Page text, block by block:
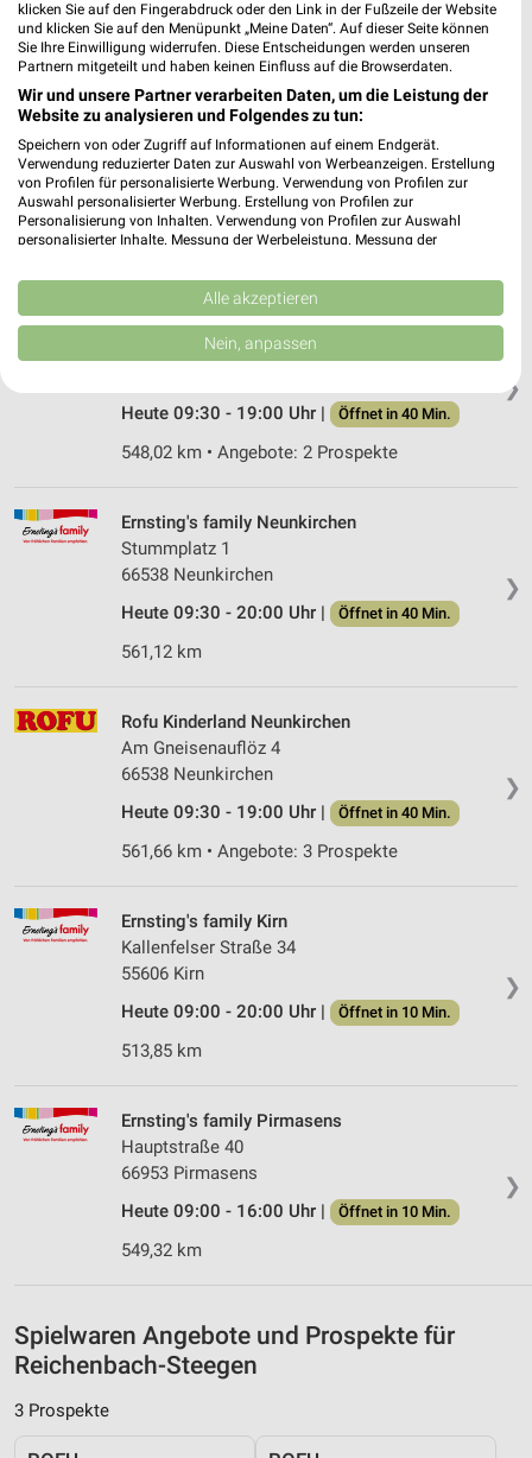
Heute 09:30 - 19:00 Uhr | Öffnet in 40 Min.
558,57 km • Angebote: 2 Prospekte
Ernsting's family Zweibrücken
Hauptstraße 25-27
66482 Zweibrücken
Heute 09:00 - 16:00 Uhr | Öffnet in 10 Min.
❯
Rofu Kinderland Pirmasens
Zweibrücker Straße 227
Heute 09:30 - 19:00 Uhr |
Öffnet in 40 Min.
548,02 km • Angebote: 2 Prospekte
❯
Ernsting's family Neunkirchen
Stummplatz 1
66538 Neunkirchen
Heute 09:30 - 20:00 Uhr |
Öffnet in 40 Min.
561,12 km
❯
Rofu Kinderland Neunkirchen
Am Gneisenauflöz 4
66538 Neunkirchen
Heute 09:30 - 19:00 Uhr |
Öffnet in 40 Min.
561,66 km • Angebote: 3 Prospekte
❯
Ernsting's family Kirn
Kallenfelser Straße 34
55606 Kirn
Heute 09:00 - 20:00 Uhr |
Öffnet in 10 Min.
513,85 km
❯
Ernsting's family Pirmasens
Hauptstraße 40
66953 Pirmasens
Heute 09:00 - 16:00 Uhr |
Öffnet in 10 Min.
549,32 km
Spielwaren Angebote und Prospekte für
Reichenbach-Steegen
3 Prospekte
klicken Sie auf den Fingerabdruck oder den Link in der Fußzeile der Website
und klicken Sie auf den Menüpunkt „Meine Daten“. Auf dieser Seite können
Sie Ihre Einwilligung widerrufen. Diese Entscheidungen werden unseren
Partnern mitgeteilt und haben keinen Einfluss auf die Browserdaten.
Wir und unsere Partner verarbeiten Daten, um die Leistung der
Website zu analysieren und Folgendes zu tun:
Speichern von oder Zugriff auf Informationen auf einem Endgerät.
Verwendung reduzierter Daten zur Auswahl von Werbeanzeigen. Erstellung
von Profilen für personalisierte Werbung. Verwendung von Profilen zur
Auswahl personalisierter Werbung. Erstellung von Profilen zur
Personalisierung von Inhalten. Verwendung von Profilen zur Auswahl
personalisierter Inhalte. Messung der Werbeleistung. Messung der
Kombinationen von Daten aus verschiedenen Quellen. Entwicklung und
Verbesserung der Angebote. Verwendung reduzierter Daten zur Auswahl
von Inhalten.
Daten können außerhalb der Europäischen Union weitergegeben und in die
USA gesendet werden.
Website/App.
Wir nutzen Ihre Daten für folgende Zwecke:
Speichern von oder Zugriff auf Informationen
auf einem Endgerät
Werbeanzeigen
Erstellung von Profilen für personalisierte
Verwendung von Profilen zur Auswahl
personalisierter Werbung
Erstellung von Profilen zur Personalisierung
von Inhalten
Messung der Werbeleistung
Kombinationen von Daten aus verschiedenen
Entwicklung und Verbesserung der Angebote
Verwendung reduzierter Daten zur Auswahl von
Informationen identifizieren
Nicht-IAB-Verarbeitungszwecke:
Notwendig
Alle akzeptieren
Nein, anpassen